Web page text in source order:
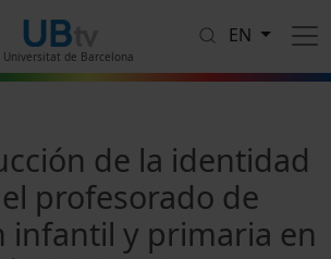
de Barcelona
EN
de la identidad
profesorado de
infantil y primaria en